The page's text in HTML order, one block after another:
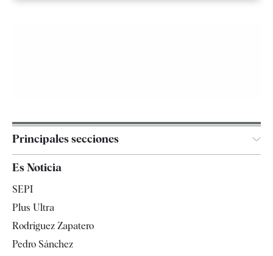
Principales secciones
España
Televisión
Es Noticia
SEPI
Plus Ultra
Rodríguez Zapatero
Pedro Sánchez